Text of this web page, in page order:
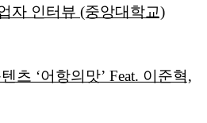
자 인터뷰 (중앙대학교)
츠 ‘어항의맛’ Feat. 이준혁,